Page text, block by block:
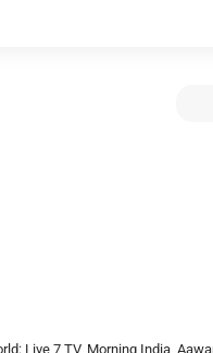
Live 7 TV, Morning India,